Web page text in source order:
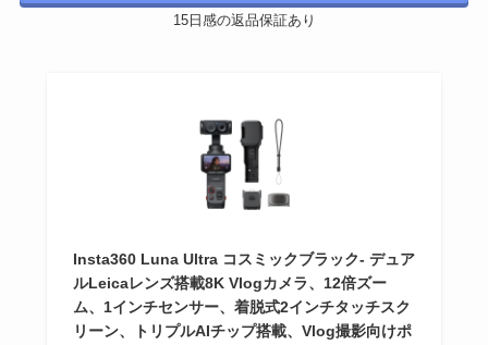
15日感の返品保証あり
Insta360 Luna Ultra コスミックブラック- デュア
ルLeicaレンズ搭載8K Vlogカメラ、12倍ズー
ム、1インチセンサー、着脱式2インチタッチスク
リーン、トリプルAIチップ搭載、Vlog撮影向けポ